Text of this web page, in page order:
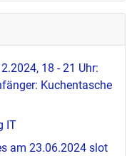
18 - 21 Uhr:
Kuchentasche
IT
am 23.06.2024 slot